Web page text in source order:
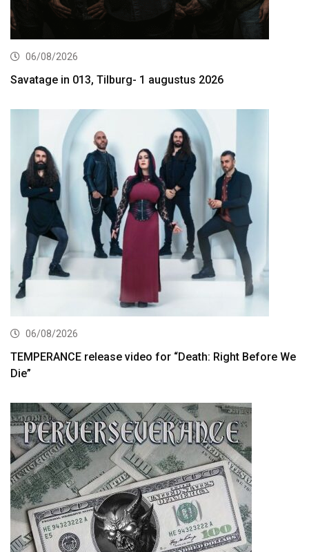
06/08/2026
Savatage in 013, Tilburg- 1 augustus 2026
06/08/2026
TEMPERANCE release video for “Death: Right Before We
Die”